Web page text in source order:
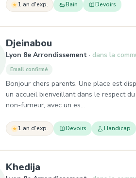
1 an d'exp. Bain Devoirs
Djeinabou , Assistante
Lyon 8e Arrondissement dans la
Email confirmé
Bonjour chers parents. Une place est
un accueil bienveillant dans le respect
non-fumeur, avec un es…
1 an d'exp. Devoirs Handicap
Khedija , Assistante